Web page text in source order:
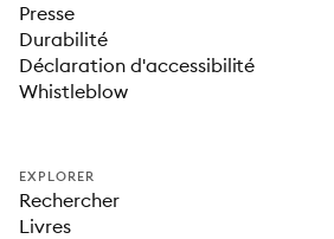
Presse
Durabilité
Déclaration d'accessibilité
Whistleblow
EXPLORER
Rechercher
Livres